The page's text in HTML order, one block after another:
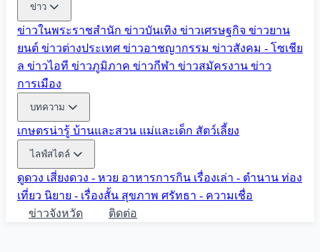
ข่าว
ข่าวในพระราชสำนัก ข่าวบันเทิง ข่าวเศรษฐกิจ ข่าวยาน
ยนต์ ข่าวต่างประเทศ ข่าวอาชญากรรม ข่าวสังคม - โซเชีย
ล ข่าวไอที ข่าวภูมิภาค ข่าวกีฬา ข่าวสมัครงาน ข่าว
การเมือง
บทความ
เกษตรน่ารู้ บ้านและสวน แม่และเด็ก สัตว์เลี้ยง
ไลฟ์สไตล์
ดูดวง เสี่ยงดวง - หวย อาหารการกิน เรื่องเล่า - ตำนาน ท่อง
เที่ยว นิยาย - เรื่องสั้น สุขภาพ ศรัทธา - ความเชื่อ
ข่าวจังหวัด
ติดต่อ